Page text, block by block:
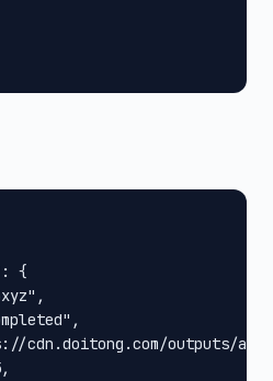
{
cdn.doitong.com/outputs/